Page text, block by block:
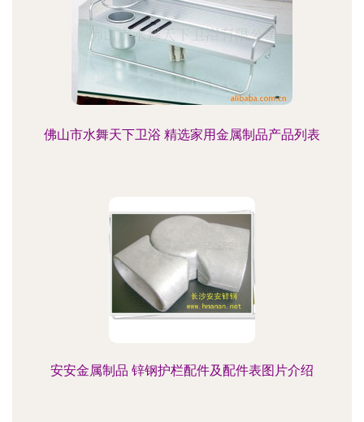
佛山市水舞天下卫浴 精选家用金属制品产品列表
安安金属制品 锌钢护栏配件及配件表图片介绍